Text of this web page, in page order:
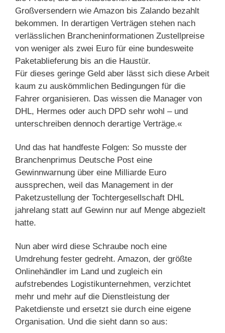
Großversendern wie Amazon bis Zalando bezahlt
bekommen. In derartigen Verträgen stehen nach
verlässlichen Brancheninformationen Zustellpreise
von weniger als zwei Euro für eine bundesweite
Paketablieferung bis an die Haustür.
Für dieses geringe Geld aber lässt sich diese Arbeit
kaum zu auskömmlichen Bedingungen für die
Fahrer organisieren. Das wissen die Manager von
DHL, Hermes oder auch DPD sehr wohl – und
unterschreiben dennoch derartige Verträge.«
Und das hat handfeste Folgen: So musste der
Branchenprimus Deutsche Post eine
Gewinnwarnung über eine Milliarde Euro
aussprechen, weil das Management in der
Paketzustellung der Tochtergesellschaft DHL
jahrelang statt auf Gewinn nur auf Menge abgezielt
hatte.
Nun aber wird diese Schraube noch eine
Umdrehung fester gedreht. Amazon, der größte
Onlinehändler im Land und zugleich ein
aufstrebendes Logistikunternehmen, verzichtet
mehr und mehr auf die Dienstleistung der
Paketdienste und ersetzt sie durch eine eigene
Organisation. Und die sieht dann so aus: